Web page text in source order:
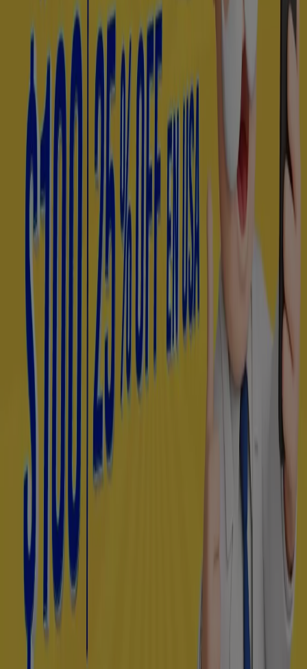
Otros negocios de Farmacias y
Salud en Dolores Hidalgo
Farmacias Similares
Bienvenido a la tienda de Farmacias Similares
Tiendeo, donde podrás descubrir las mejores
promociones
catálogos
de esta destacada marca del
sector de Farmacias y Salud . Nuestra tienda física está
ubicada en
Division del Norte, 60 - A Dolores Hidalgo, y
en ella encontrarás una amplia gama de productos de
calidad que te permitirán ahorrar durante todo el
agosto de 2026
En Tiendeo te ofrecemos toda la información actualizada
Farmacias Similares
, como los horarios de
apertura, las ofertas exclusivas y la ubicación exacta de
la tienda en
Division del Norte, 60 - A
. Además, tendrás
acceso a los últimos catálogos de
Farmacias Similares
donde podrás descubrir las promociones más recientes
y aprovechar grandes descuentos en productos de
Farmacias y Salud para tus compras en
Dolores
Hidalgo
No pierdas la oportunidad de visitar la tienda de
Farmacias Similares
en Division del Norte, 60 - A
disfrutar de una experiencia de compra completa. Te
invitamos a explorar las promociones que tenemos para
ti este
y mantenerte informado de las mejores
ofertas de
Farmacias Similares Dolores Hidalgo
¡Visítanos y empieza a ahorrar hoy mismo!
Más información de Farmacias Similares
tiendas de Farmacias Similares en Dolores Hidalgo
Publicidad